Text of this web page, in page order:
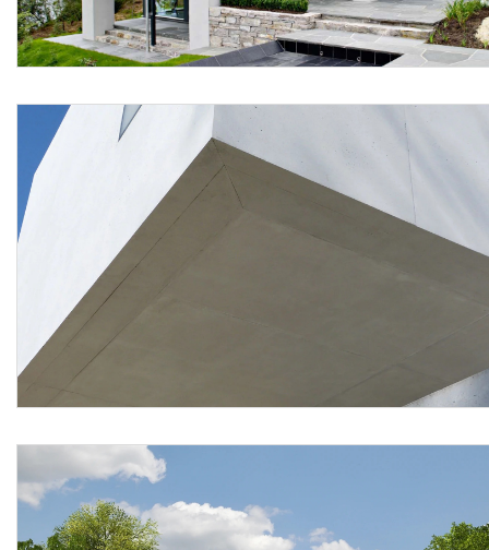
Sono esclusi dal prezzo il consolidamento con fissativo
idrorepellente KEIM SILAN 100 da applicare prima della
stesura della pittura, l’eventuale rimozione di muffe e
ripristino di parti degradate in via di distacco, la
saturazione di microcavillature da ritiro, i ponteggi esterni,
mentre sono compresi nel prezzo la fornitura dei materiali
con il relativo trasporto degli stessi a piè d’opera,
l’esecuzione a regola d’arte con due mani di pittura, la
rimozione con spazzola morbida di depositi superficiali di
varia natura come pulviscolo, sporco, con eventuale
lavaggio parziale delle zone interessate, la protezione di
tutti gli elementi che non sono da tinteggiare, gli eventuali
ponteggi interni fino ad un’altezza di 3,5 m, i campioni
richiesti dalla direzione lavori, la rifinitura corretta di punti
particolari come nicchie, mensole e angoli, gli eventuali
rapida asciugatura, dal vento e dalla pioggia, la verifica da
parte della D.LL. che gli interventi di posa siano eseguiti
esclusivamente da personale specializzato ed autorizzato,
tutti gli oneri connessi con l'installazione e la gestione fino